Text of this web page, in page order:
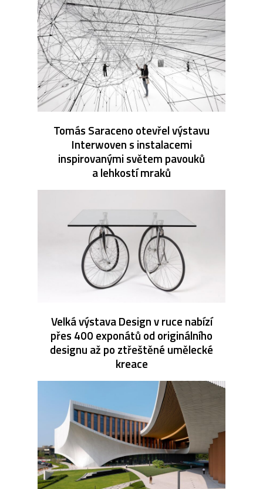
Tomás Saraceno otevřel výstavu
Interwoven s instalacemi
inspirovanými světem pavouků
a lehkostí mraků
Velká výstava Design v ruce nabízí
přes 400 exponátů od originálního
designu až po ztřeštěné umělecké
kreace